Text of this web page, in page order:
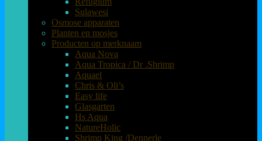
Sulawesi
Osmose apparaten
Planten en mosjes
Producten op merknaam
Aqua Nova
Aqua Tropica / Dr .Shrimp
Aquael
Chris & Oli’s
Easy life
Glasgarten
Hs Aqua
NatureHolic
Shrimp King /Dennerle